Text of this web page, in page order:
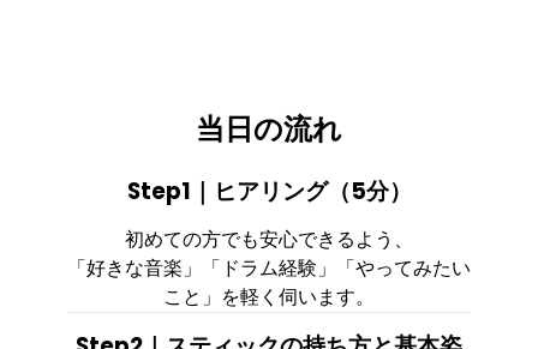
当日の流れ
Step1｜ヒアリング（5分）
初めての方でも安心できるよう、
「好きな音楽」「ドラム経験」「やってみたい
こと」を軽く伺います。